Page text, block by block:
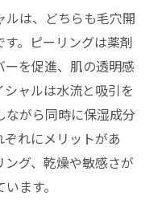
ルは、どちらも毛穴開
。ピーリングは薬剤
ーを促進、肌の透明感
ャルは水流と吸引を
ながら同時に保湿成分
れにメリットがあ
グ、乾燥や敏感さが
ます。